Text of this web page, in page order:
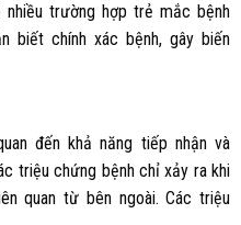
trường hợp trẻ mắc bệnh
biết chính xác bệnh, gây biến
đến khả năng tiếp nhận và
triệu chứng bệnh chỉ xảy ra khi
quan từ bên ngoài. Các triệu